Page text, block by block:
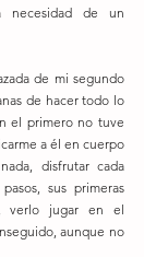
necesidad de un
de mi segundo
de hacer todo lo
el primero no tuve
a él en cuerpo
disfrutar cada
sus primeras
verlo jugar en el
aunque no